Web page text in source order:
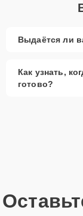
Выдаётся ли
Как узнать,
готово?